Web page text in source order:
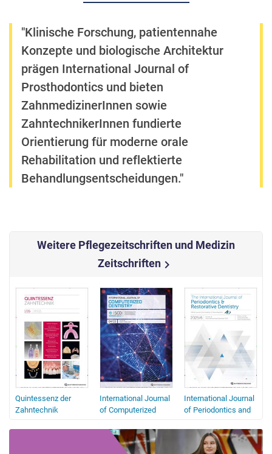
"Klinische Forschung, patientennahe
Konzepte und biologische Architektur
prägen International Journal of
Prosthodontics und bieten
ZahnmedizinerInnen sowie
ZahntechnikerInnen fundierte
Orientierung für moderne orale
Rehabilitation und reflektierte
Behandlungsentscheidungen."
Weitere Pflegezeitschriften und Medizin
Zeitschriftenchevron_right
Quintessenz der
Zahntechnik
International Journal
of Computerized
International Journal
of Periodontics and